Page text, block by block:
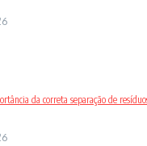
da correta separação de